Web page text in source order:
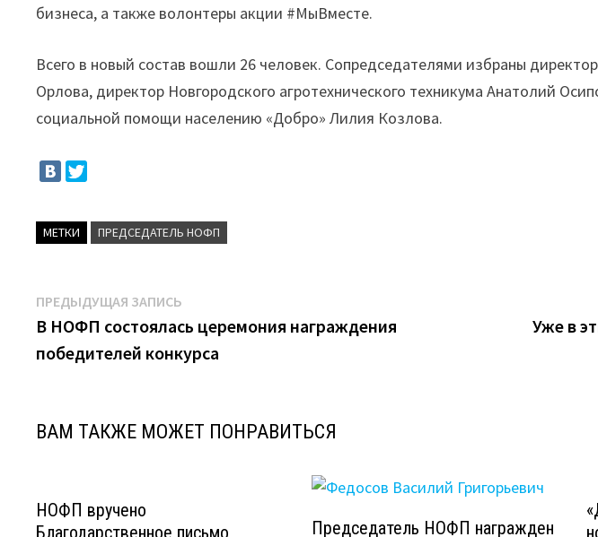
бизнеса, а также волонтеры акции #МыВместе.
Всего в новый состав вошли 26 человек. Сопредседателями избраны
Орлова, директор Новгородского агротехнического техникума Анатолий
социальной помощи населению «Добро» Лилия Козлова.
МЕТКИ ПРЕДСЕДАТЕЛЬ НОФП
Навигация
по
записям
ПРЕДЫДУЩАЯ ЗАПИСЬ
запись:
В НОФП состоялась церемония награждения
победителей конкурса
Уже в
ВАМ ТАКЖЕ МОЖЕТ ПОНРАВИТЬСЯ
НОФП вручено
Благодарственное письмо
Председатель НОФП награжден